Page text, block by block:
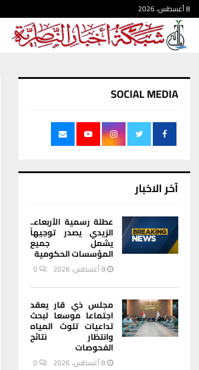
8 أغسطس، 2026
SOCIAL MEDIA
آخر الاخبار
عطلة رسمية الأربعاء..
الزيدي يصدر توجيهاً
يشمل جميع
المؤسسات الحكومية
8 أغسطس، 2026 0
مجلس ذي قار يعقد
اجتماعا موسعا لبحث
تداعيات تلوث المياه
وانتظار نتائج
الفحوصات
8 أغسطس، 2026 0